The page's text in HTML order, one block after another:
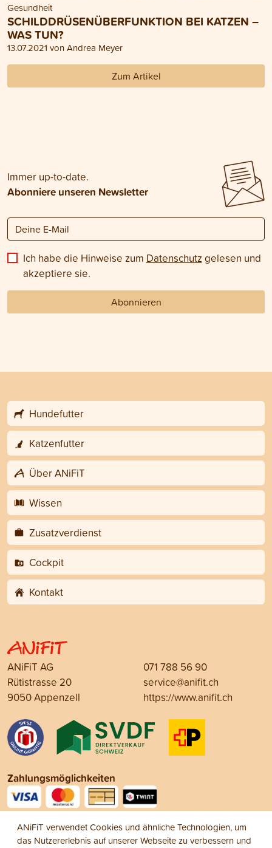
Gesundheit
SCHILDDRÜSENÜBERFUNKTION BEI KATZEN –
WAS TUN?
13.07.2021 von Andrea Meyer
Zum Artikel
Immer up-to-date.
Abonniere unseren Newsletter
Ich habe die Hinweise zum Datenschutz gelesen und
akzeptiere sie.
Abonnieren
Hundefutter
Katzenfutter
Über ANiFiT
Wissen
Zusatzverdienst
Cockpit
Kontakt
ANiFiT AG
Rütistrasse 20
9050 Appenzell
071 788 56 90
service@anifit.ch
https://www.anifit.ch
Zahlungsmöglichkeiten
Social Media
ANiFiT verwendet Cookies und ähnliche Technologien, um
das Nutzererlebnis auf unserer Webseite zu verbessern und